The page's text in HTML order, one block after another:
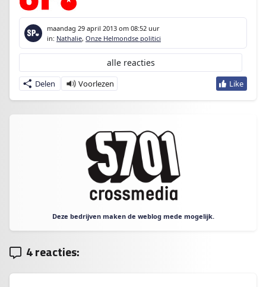
maandag 29 april 2013 om 08:52 uur
in: Nathalie, Onze Helmondse politici
Delen
alle reacties
Deze bedrijven maken de weblog mede mogelijk.
4 reacties: